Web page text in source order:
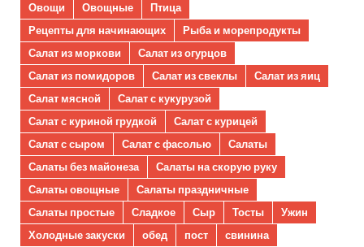
Овощи
Овощные
Птица
Рецепты для начинающих
Рыба и морепродукты
Салат из моркови
Салат из огурцов
Салат из помидоров
Салат из свеклы
Салат из яиц
Салат мясной
Салат с кукурузой
Салат с куриной грудкой
Салат с курицей
Салат с сыром
Салат с фасолью
Салаты
Салаты без майонеза
Салаты на скорую руку
Салаты овощные
Салаты праздничные
Салаты простые
Сладкое Сыр Тосты
Ужин
Холодные закуски
обед пост свинина